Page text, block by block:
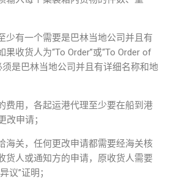
少有一个需要是巴林当地公司并且有
收货人为“To Order”或“To Order of
须是巴林当地公司并且有详细名称和地
费用，各起运港代理至少要在船到港
改申请；
海关，任何更改申请都需要经海关核
货人或通知方的申请，原收货人需要
议”证明；